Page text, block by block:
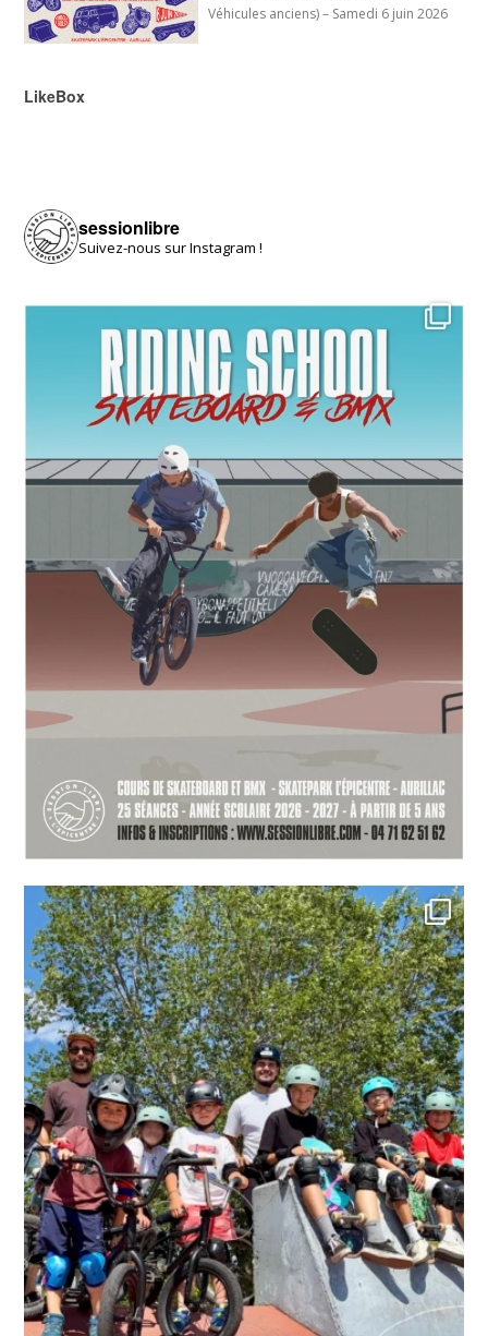
Véhicules anciens) – Samedi 6 juin 2026
LikeBox
sessionlibre
Suivez-nous sur Instagram !